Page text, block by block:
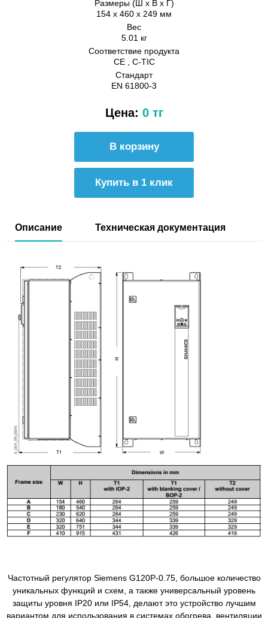
Размеры (Ш х В х Г)
154 x 460 x 249 мм
Вес
5.01 кг
Соответствие продукта
CE , C-TIC
Стандарт
EN 61800-3
Цена: 0 тг
Купить в 1 клик
Описание Техническая документация
Частотный регулятор Siemens G120P-0.75, большое количество
уникальных функций и схем, а также универсальный уровень
защиты уровня IP20 или IP54, делают это устройство лучшим
вариантом для использования в системах обогрева, вентиляции